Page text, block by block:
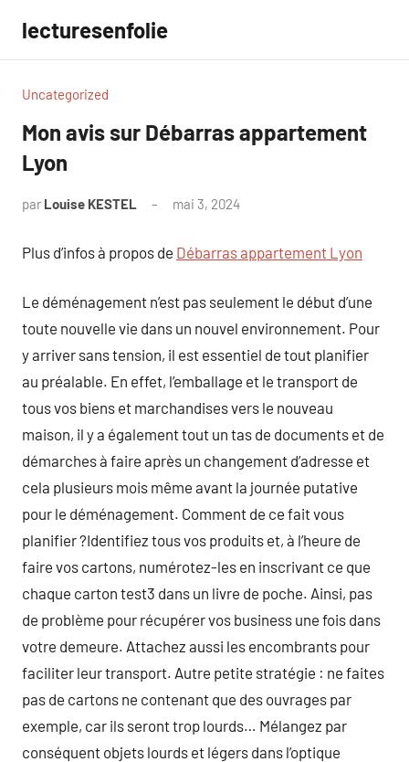
contenu
lecturesenfolie
Uncategorized
Mon avis sur Débarras appartement
Lyon
par Louise KESTEL mai 3, 2024
Plus d’infos à propos de Débarras appartement Lyon
Le déménagement n’est pas seulement le début d’une
toute nouvelle vie dans un nouvel environnement. Pour
y arriver sans tension, il est essentiel de tout planifier
au préalable. En effet, l’emballage et le transport de
tous vos biens et marchandises vers le nouveau
maison, il y a également tout un tas de documents et de
démarches à faire après un changement d’adresse et
cela plusieurs mois même avant la journée putative
pour le déménagement. Comment de ce fait vous
planifier ?Identifiez tous vos produits et, à l’heure de
faire vos cartons, numérotez-les en inscrivant ce que
chaque carton test3 dans un livre de poche. Ainsi, pas
de problème pour récupérer vos business une fois dans
votre demeure. Attachez aussi les encombrants pour
faciliter leur transport. Autre petite stratégie : ne faites
pas de cartons ne contenant que des ouvrages par
exemple, car ils seront trop lourds… Mélangez par
conséquent objets lourds et légers dans l’optique